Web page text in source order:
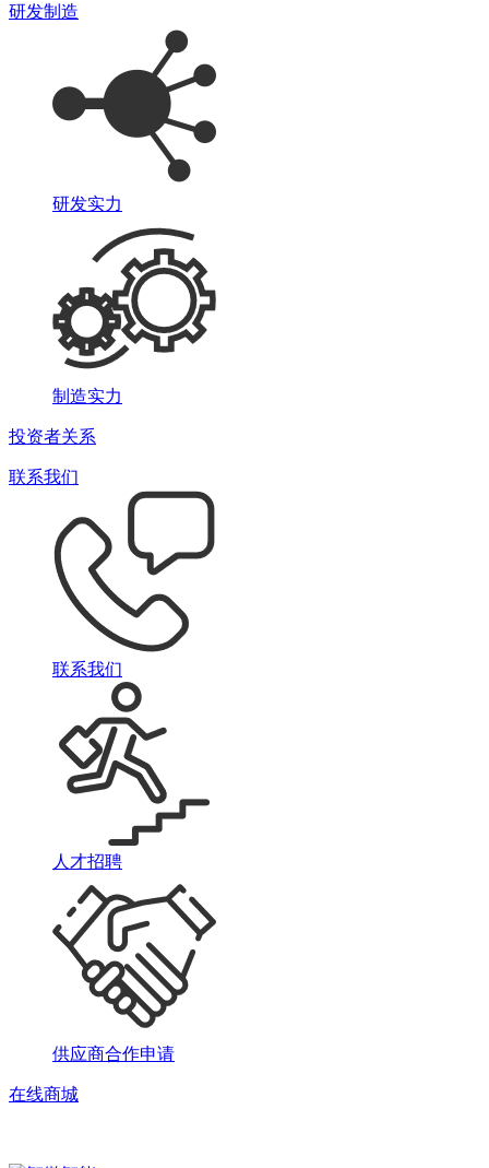
研发制造
研发实力
制造实力
投资者关系
联系我们
联系我们
人才招聘
供应商合作申请
在线商城